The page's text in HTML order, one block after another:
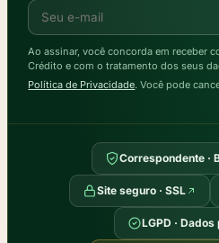
Ao assinar, você concorda em receber
Crédito e com o tratamento dos seus
Política de Privacidade. Você pode
Correspondente ·
Site seguro · SSL
LGPD ·